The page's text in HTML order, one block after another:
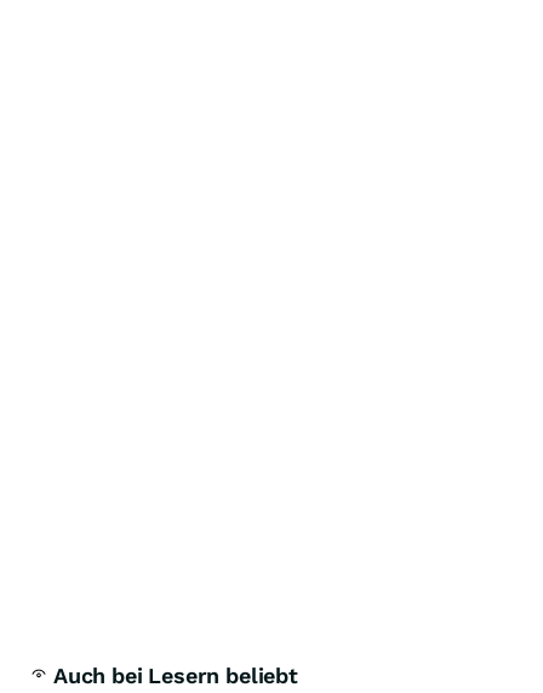
Auch bei Lesern beliebt